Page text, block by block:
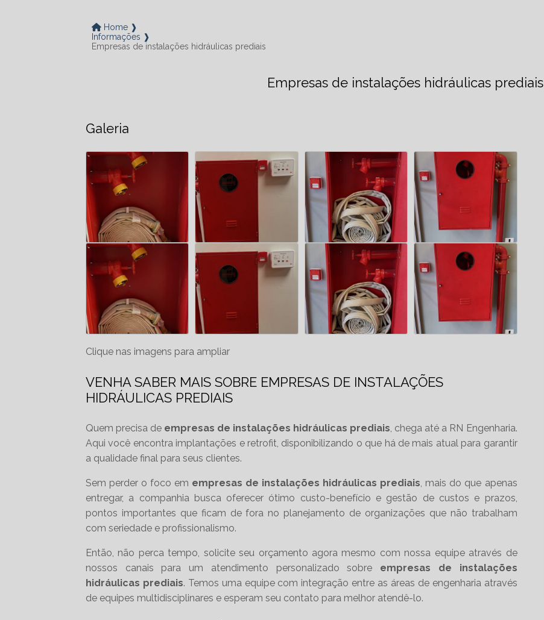
INDUSTRIAL
CONSTRUÇÃO DE
IGREJA
CONSTRUÇÃO DE
IGREJA EVANGÉLICA
CONSTRUÇÃO DE
IGREJAS CATOLICAS
CONSTRUÇÃO
CONSTRUÇÃO DE
CONSTRUÇÃO DE
CONSTRUÇÃO DE
LOJAS EM SHOPPING
CONSTRUÇÃO DE
RESTAURANTES
CONSTRUÇÃO
Home ❱
Informações ❱
Empresas de instalações hidráulicas prediais
Empresas de instalações hidráulicas prediais
Galeria
Clique nas imagens para ampliar
VENHA SABER MAIS SOBRE EMPRESAS DE INSTALAÇÕES
HIDRÁULICAS PREDIAIS
Quem precisa de empresas de instalações hidráulicas prediais, chega até a RN Engenharia.
Aqui você encontra implantações e retrofit, disponibilizando o que há de mais atual para garantir
a qualidade final para seus clientes.
Sem perder o foco em empresas de instalações hidráulicas prediais, mais do que apenas
entregar, a companhia busca oferecer ótimo custo-benefício e gestão de custos e prazos,
pontos importantes que ficam de fora no planejamento de organizações que não trabalham
com seriedade e profissionalismo.
Então, não perca tempo, solicite seu orçamento agora mesmo com nossa equipe através de
nossos canais para um atendimento personalizado sobre empresas de instalações
hidráulicas prediais. Temos uma equipe com integração entre as áreas de engenharia através
de equipes multidisciplinares e esperam seu contato para melhor atendê-lo.